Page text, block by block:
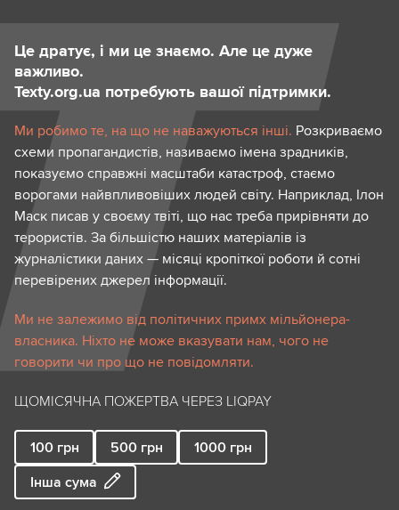
Це дратує, і ми це знаємо. Але це дуже
важливо.
Texty.org.ua потребують вашої підтримки.
Ми робимо те, на що не наважуються інші. Розкриваємо
схеми пропагандистів, називаємо імена зрадників,
показуємо справжні масштаби катастроф, стаємо
ворогами найвпливовіших людей світу. Наприклад, Ілон
Маск писав у своєму твіті, що нас треба прирівняти до
терористів. За більшістю наших матеріалів із
журналістики даних — місяці кропіткої роботи й сотні
перевірених джерел інформації.
Ми не залежимо від політичних примх мільйонера-
власника. Ніхто не може вказувати нам, чого не
говорити чи про що не повідомляти.
ЩОМІСЯЧНА ПОЖЕРТВА ЧЕРЕЗ LIQPAY
100 грн 500 грн 1000 грн
Інша сума